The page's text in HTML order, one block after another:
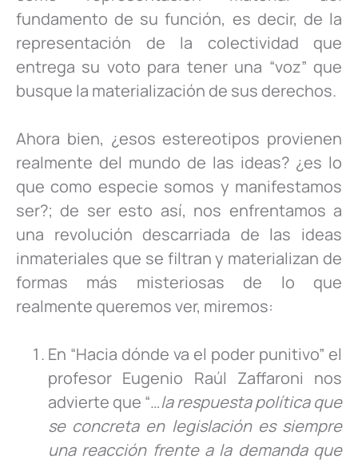
fundamento de su función, es decir, de la
representación de la colectividad que
entrega su voto para tener una “voz” que
busque la materialización de sus derechos.
Ahora bien, ¿esos estereotipos provienen
realmente del mundo de las ideas? ¿es lo
que como especie somos y manifestamos
ser?; de ser esto así, nos enfrentamos a
una revolución descarriada de las ideas
inmateriales que se filtran y materializan de
formas más misteriosas de lo que
realmente queremos ver, miremos:
En “Hacia dónde va el poder punitivo” el
profesor Eugenio Raúl Zaffaroni nos
advierte que “…la respuesta política que
se concreta en legislación es siempre
una reacción frente a la demanda que